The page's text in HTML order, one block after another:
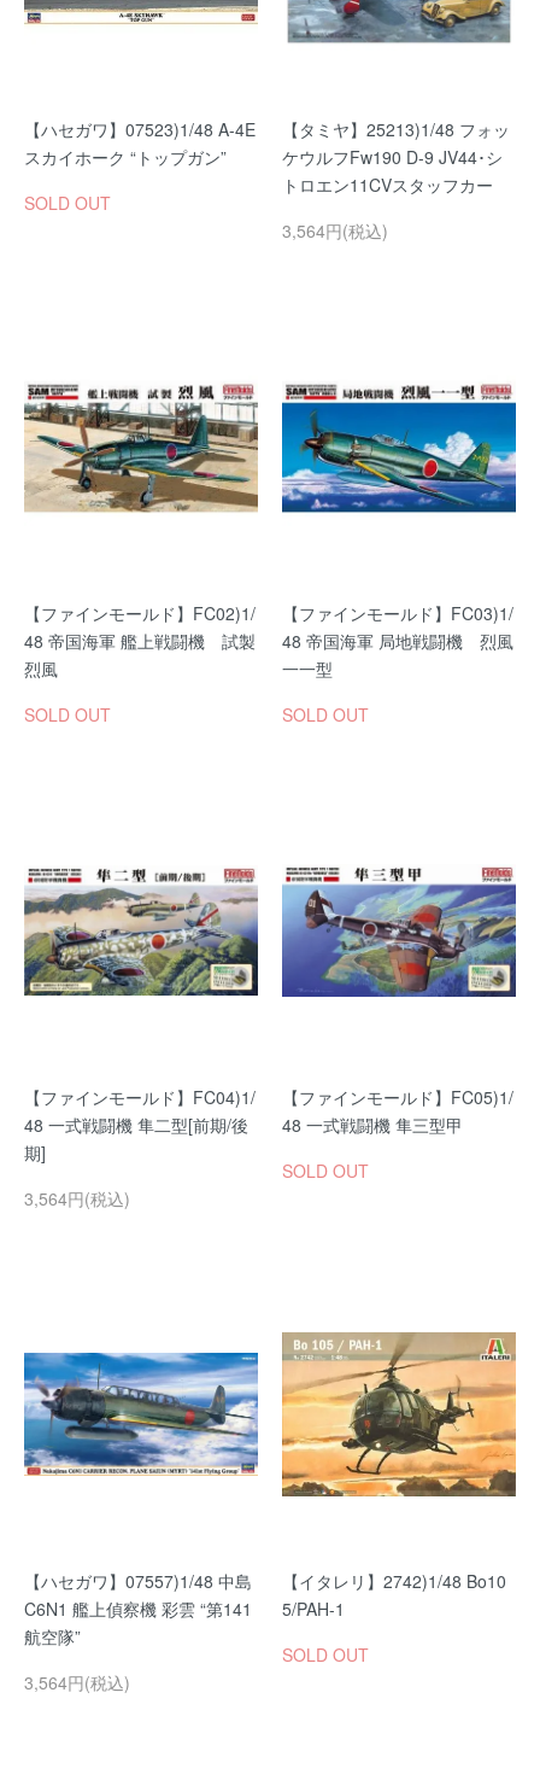
【ハセガワ】07523)1/48 A-4E
スカイホーク “トップガン”
SOLD OUT
【タミヤ】25213)1/48 フォッ
ケウルフFw190 D-9 JV44･シ
トロエン11CVスタッフカー
3,564円(税込)
【ファインモールド】FC02)1/
48 帝国海軍 艦上戦闘機 試製
烈風
SOLD OUT
【ファインモールド】FC03)1/
48 帝国海軍 局地戦闘機 烈風
一一型
SOLD OUT
【ファインモールド】FC04)1/
48 一式戦闘機 隼二型[前期/後
期]
3,564円(税込)
【ファインモールド】FC05)1/
48 一式戦闘機 隼三型甲
SOLD OUT
【ハセガワ】07557)1/48 中島
C6N1 艦上偵察機 彩雲 “第141
航空隊”
3,564円(税込)
【イタレリ】2742)1/48 Bo10
5/PAH-1
SOLD OUT